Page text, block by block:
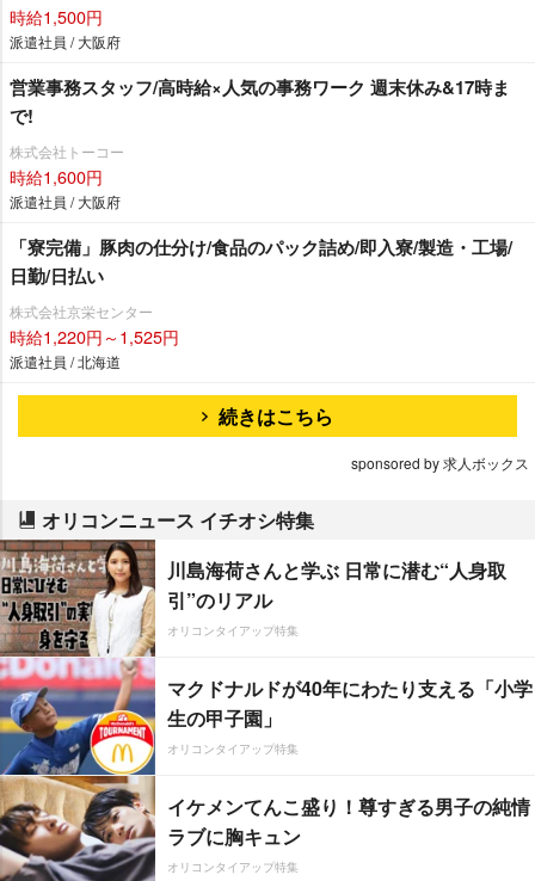
時給1,500円
派遣社員 / 大阪府
営業事務スタッフ/高時給×人気の事務ワーク 週末休み&17時ま
で!
株式会社トーコー
時給1,600円
派遣社員 / 大阪府
「寮完備」豚肉の仕分け/食品のパック詰め/即入寮/製造・工場/
日勤/日払い
株式会社京栄センター
時給1,220円～1,525円
派遣社員 / 北海道
続きはこちら
sponsored by 求人ボックス
オリコンニュース イチオシ特集
川島海荷さんと学ぶ 日常に潜む“人身取
引”のリアル
オリコンタイアップ特集
マクドナルドが40年にわたり支える「小学
生の甲子園」
オリコンタイアップ特集
イケメンてんこ盛り！尊すぎる男子の純情
ラブに胸キュン
オリコンタイアップ特集